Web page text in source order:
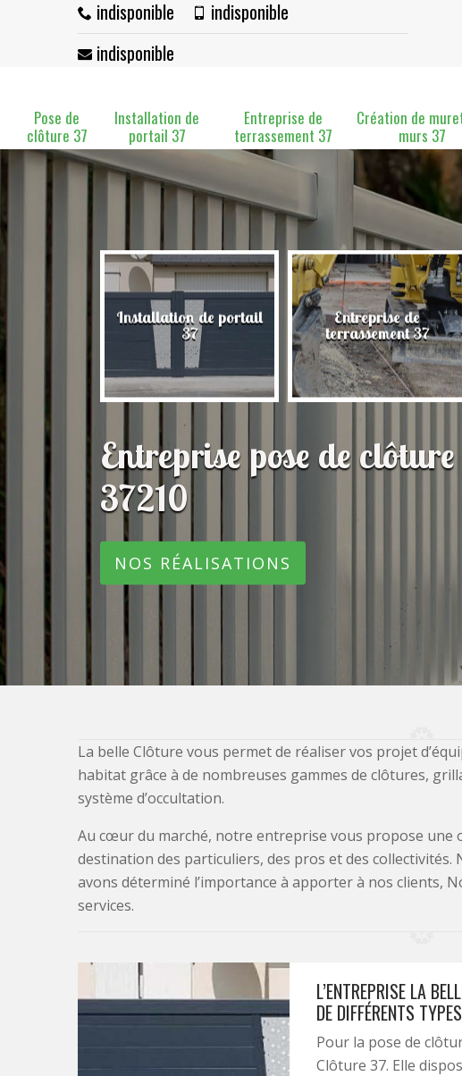
indisponible
indisponible
indisponible
Pose de
clôture 37
Installation de
portail 37
Entreprise de
terrassement 37
Création de
murs 37
37 Installation de portail
37
Entreprise de
terrassement 37
Entreprise pose de
37210
NOS RÉALISATIONS
La belle Clôture vous permet de réaliser vos projet
habitat grâce à de nombreuses gammes de clôtures,
système d’occultation.
Au cœur du marché, notre entreprise vous propose une
destination des particuliers, des pros et des collectivités.
avons déterminé l’importance à apporter à nos clients,
services.
L’ENTREPRISE LA
DE DIFFÉRENTS
Pour la pose de
Clôture 37. Elle